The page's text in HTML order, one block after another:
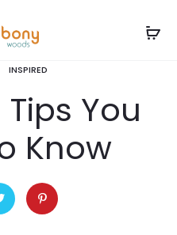
INSPIRED
You
Know